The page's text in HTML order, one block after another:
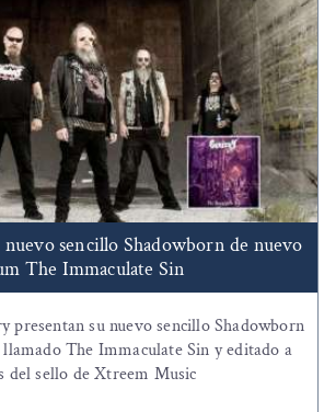
sencillo Shadowborn de nuevo
The Immaculate Sin
presentan su nuevo sencillo Shadowborn
The Immaculate Sin y editado a
del sello de Xtreem Music